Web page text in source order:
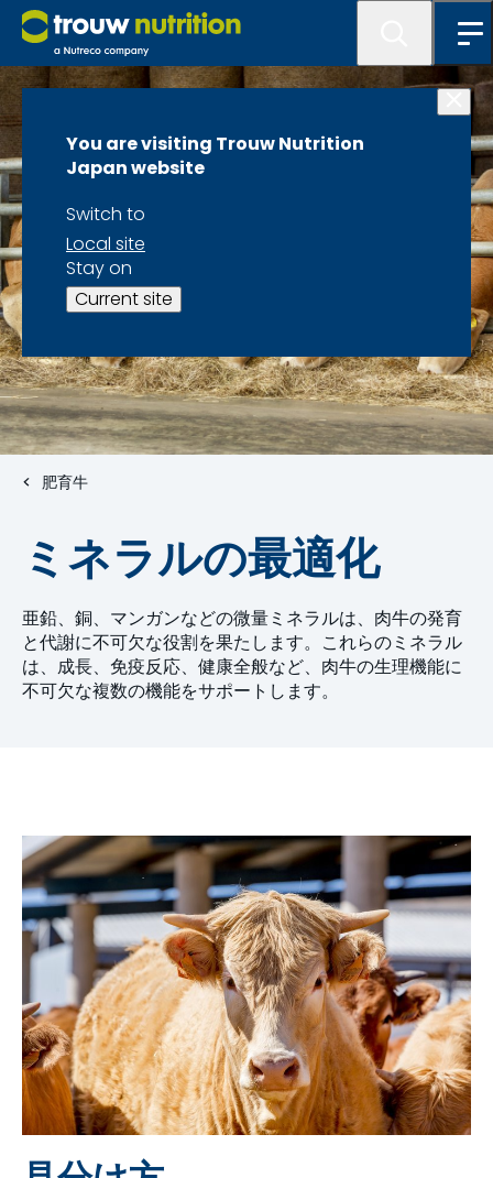
You are visiting Trouw Nutrition
Japan website
Switch to
Local site
Stay on
Current site
肥育牛
ミネラルの最適化
亜鉛、銅、マンガンなどの微量ミネラルは、肉牛の発育
と代謝に不可欠な役割を果たします。これらのミネラル
は、成長、免疫反応、健康全般など、肉牛の生理機能に
不可欠な複数の機能をサポートします。